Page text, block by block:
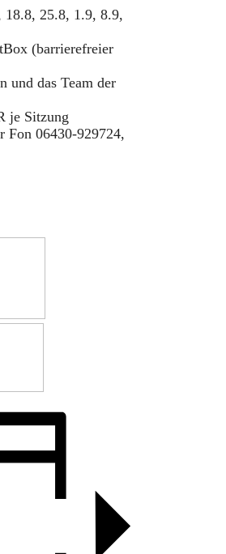
25.8, 1.9, 8.9,
(barrierefreier
und das Team der
je Sitzung
Fon 06430-929724,